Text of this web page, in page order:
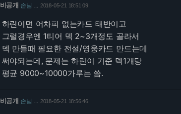
비공개 손님 2018-05-21 18:51:09
하린이면 어차피 없는카드 태반이고
그럴경우엔 1티어 덱 2~3개정도 골라서
덱 만들때 필요한 전설/영웅카드 만드는데
써야되는데, 문제는 하린이 기준 덱1개당
평균 9000~10000가루는 씀.
비공개 손님 2018-05-21 18:56:46